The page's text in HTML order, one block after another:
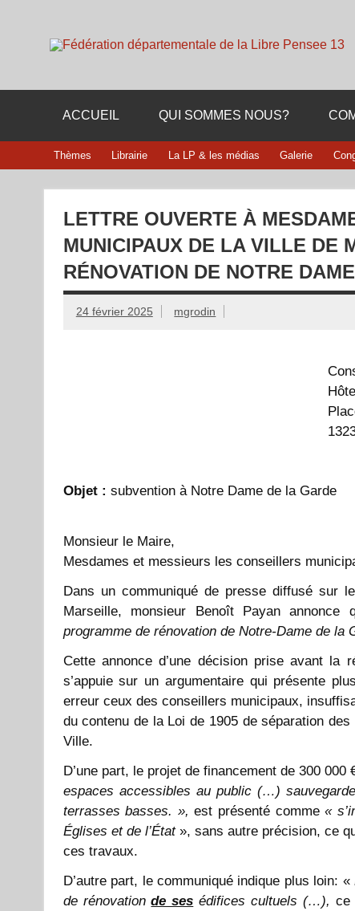
ACCUEIL QUI SOMMES NOUS?
Thèmes Librairie La LP & les médias Galerie
LETTRE OUVERTE À
MUNICIPAUX DE LA VILLE DE
RÉNOVATION DE NOTRE
24 février 2025 mgrodin
Objet : subvention à Notre Dame de la Garde
Monsieur le Maire,
Mesdames et messieurs les conseillers
Dans un communiqué de presse diffusé sur
Marseille, monsieur Benoît Payan annonce
programme de rénovation de Notre-Dame de la
Cette annonce d’une décision prise avant
s’appuie sur un argumentaire qui présente
erreur ceux des conseillers municipaux,
du contenu de la Loi de 1905 de séparation
Ville.
D’une part, le projet de financement de 300 000
espaces accessibles au public (…)
terrasses basses. »,est présenté comme«
Églises et de l’État», sans autre précision, ce
ces travaux.
D’autre part, le communiqué indique plus loin: «
de rénovationde ses édifices cultuels (…), ce